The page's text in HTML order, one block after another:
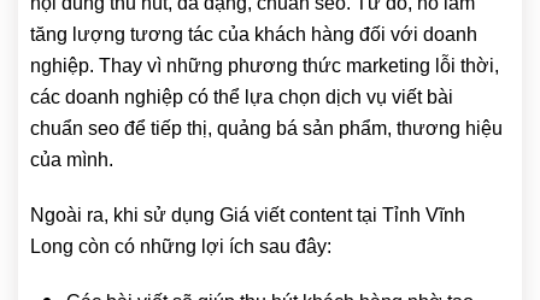
tăng lượng tương tác của khách hàng đối với doanh
nghiệp. Thay vì những phương thức marketing lỗi thời,
các doanh nghiệp có thể lựa chọn dịch vụ viết bài
chuẩn seo để tiếp thị, quảng bá sản phẩm, thương hiệu
của mình.
Ngoài ra, khi sử dụng Giá viết content tại Tỉnh Vĩnh
Long còn có những lợi ích sau đây: